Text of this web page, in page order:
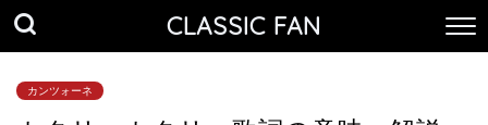
CLASSIC FAN
カンツォーネ